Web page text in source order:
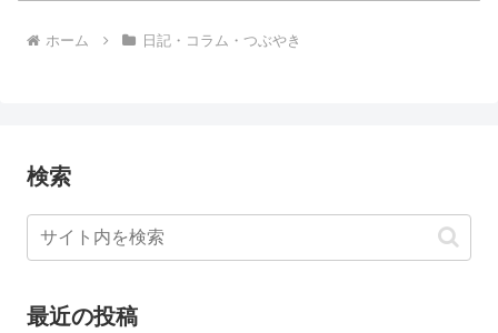
ホーム 日記・コラム・つぶやき
検索
最近の投稿